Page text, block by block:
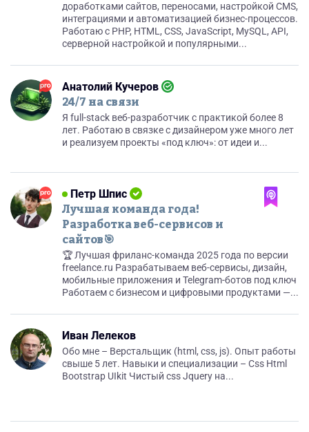
доработками сайтов, переносами, настройкой CMS,
интеграциями и автоматизацией бизнес-процессов.
Работаю с PHP, HTML, CSS, JavaScript, MySQL, API,
серверной настройкой и популярными...
Анатолий Кучеров
24/7 на связи
Я full-stack веб-разработчик с практикой более 8
лет. Работаю в связке с дизайнером уже много лет
и реализуем проекты «под ключ»: от идеи и...
Петр Шпис
Лучшая команда года!
Разработка веб-сервисов и
сайтов🎯
🏆 Лучшая фриланс-команда 2025 года по версии
freelance.ru Разрабатываем веб-сервисы, дизайн,
мобильные приложения и Telegram-ботов под ключ
Работаем с бизнесом и цифровыми продуктами —...
Иван Лелеков
Обо мне – Верстальщик (html, css, js). Опыт работы
свыше 5 лет. Навыки и специализации – Css Html
Bootstrap UIkit Чистый css Jquery на...